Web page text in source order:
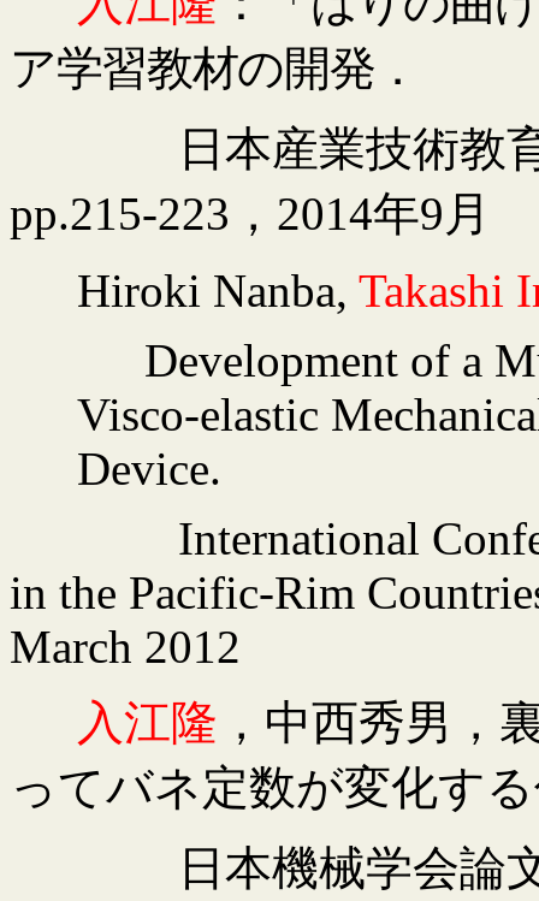
ア学習教材の開発 ．
日本産業技術教
pp.215-223 ， 2014年9 月
Hiroki Nanba, Takashi
Development of a
Visco-elastic
Device.
International
in the Pacific-Rim
March 2012
入江隆 ，中西秀男
ってバネ定数が変化す
日本機械学会論